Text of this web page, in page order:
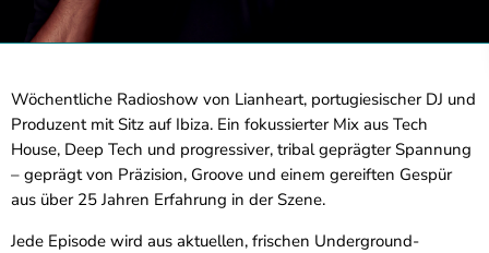
Wöchentliche Radioshow von Lianheart, portugiesischer DJ und
Produzent mit Sitz auf Ibiza. Ein fokussierter Mix aus Tech
House, Deep Tech und progressiver, tribal geprägter Spannung
– geprägt von Präzision, Groove und einem gereiften Gespür
aus über 25 Jahren Erfahrung in der Szene.
Jede Episode wird aus aktuellen, frischen Underground-